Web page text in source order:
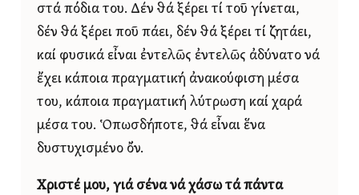
στά πόδια του. Δέν θά ξέρει τί τοῦ γίνεται,
δέν θά ξέρει ποῦ πάει, δέν θά ξέρει τί ζητάει,
καί φυσικά εἶναι ἐντελῶς ἐντελῶς ἀδύνατο νά
ἔχει κάποια πραγματική ἀνακούφιση μέσα
του, κάποια πραγματική λύτρωση καί χαρά
μέσα του. Ὁπωσδήποτε, θά εἶναι ἕνα
δυστυχισμένο ὄν.
Χριστέ μου, γιά σένα νά χάσω τά πάντα